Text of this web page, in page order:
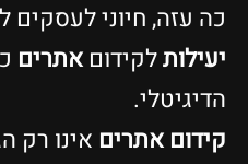
כה עזה, חיוני לעסקים
יעילותלקידום אתרים
הדיגיטלי.
קידום אתרים אינו רק